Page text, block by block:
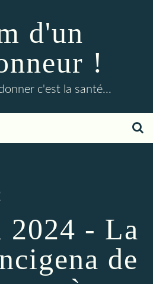
d'un
!
c'est la santé...
2024 - La
de